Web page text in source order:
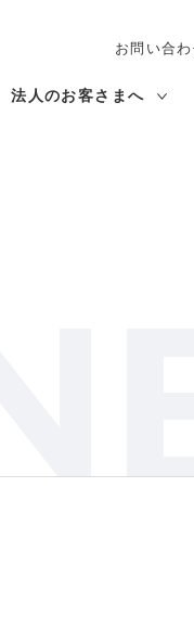
お問い合
法人のお客さまへ